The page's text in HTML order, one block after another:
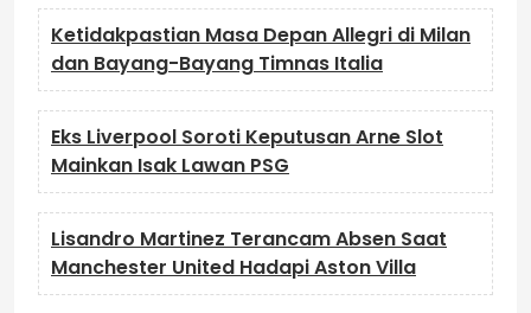
Ketidakpastian Masa Depan Allegri di Milan
dan Bayang-Bayang Timnas Italia
Eks Liverpool Soroti Keputusan Arne Slot
Mainkan Isak Lawan PSG
Lisandro Martinez Terancam Absen Saat
Manchester United Hadapi Aston Villa